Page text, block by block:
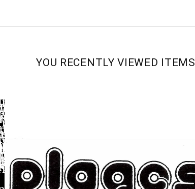
YOU RECENTLY VIEWED ITEMS